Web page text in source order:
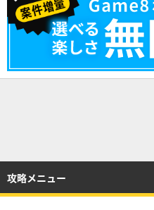
攻略メニュー